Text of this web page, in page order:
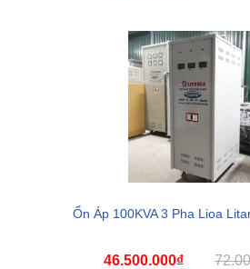
Ổn Áp 100KVA 3 Pha Lioa
46.500.000₫